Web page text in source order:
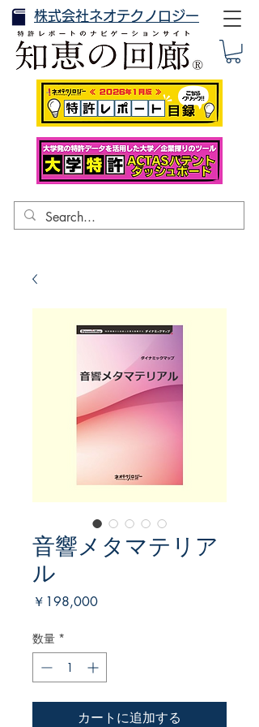
株式会社ネオテクノロジー
音響メタマテリア
ル
￥198,000価
数量 *
カートに追加する